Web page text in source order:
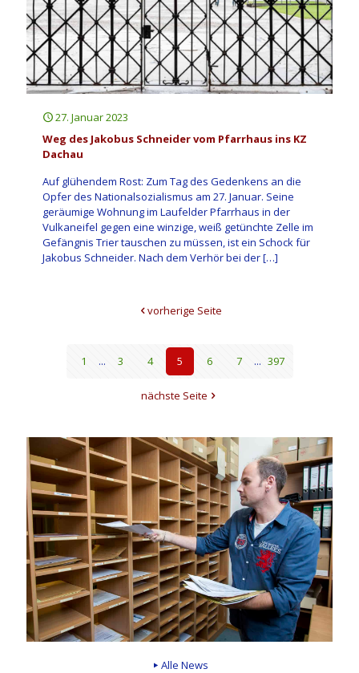
27. Januar 2023
Weg des Jakobus Schneider vom Pfarrhaus ins KZ
Dachau
Auf glühendem Rost: Zum Tag des Gedenkens an die
Opfer des Nationalsozialismus am 27. Januar. Seine
geräumige Wohnung im Laufelder Pfarrhaus in der
Vulkaneifel gegen eine winzige, weiß getünchte Zelle im
Gefängnis Trier tauschen zu müssen, ist ein Schock für
Jakobus Schneider. Nach dem Verhör bei der[…]
vorherige Seite
1 ... 3 4 5 6 7 ... 397
nächste Seite
Alle News